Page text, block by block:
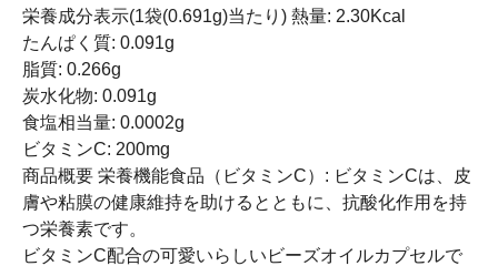
栄養成分表示(1袋(0.691g)当たり) 熱量: 2.30Kcal
たんぱく質: 0.091g
脂質: 0.266g
炭水化物: 0.091g
食塩相当量: 0.0002g
ビタミンC: 200mg
商品概要 栄養機能食品（ビタミンC）: ビタミンCは、皮
膚や粘膜の健康維持を助けるとともに、抗酸化作用を持
つ栄養素です。
ビタミンC配合の可愛いらしいビーズオイルカプセルで